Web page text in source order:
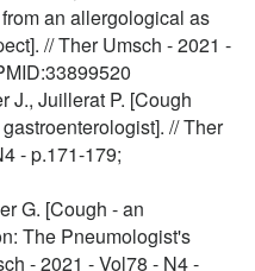
an allergological as
// Ther Umsch - 2021 -
J., Juillerat P. [Cough
// Ther
- p.171-179;
G. [Cough - an
The Pneumologist's
- 2021 - Vol78 - N4 -